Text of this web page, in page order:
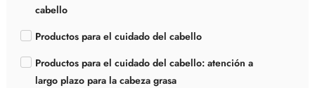
cabello
Productos para el cuidado del cabello
Productos para el cuidado del cabello: atención a
largo plazo para la cabeza grasa